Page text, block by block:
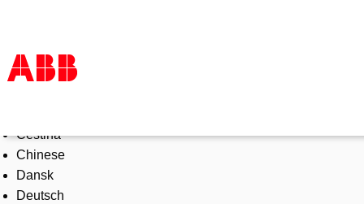
Products & Solutions
Industries
Services
About us
Čeština
Chinese
Dansk
Deutsch